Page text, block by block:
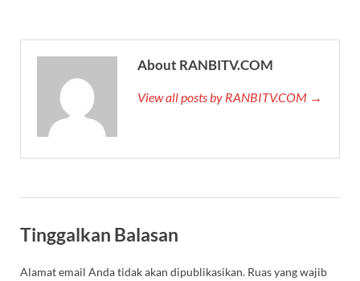
About RANBITV.COM
View all posts by RANBITV.COM →
Tinggalkan Balasan
Alamat email Anda tidak akan dipublikasikan. Ruas yang wajib